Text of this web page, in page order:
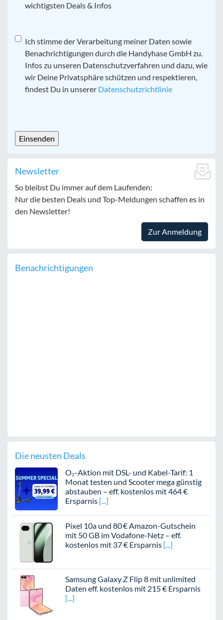
wichtigsten Deals & Infos
Datenschutz*
Ich stimme der Verarbeitung meiner Daten sowie
Benachrichtigungen durch die Handyhase GmbH zu.
Infos zu unseren Datenschutzverfahren und dazu, wie
wir Deine Privatsphäre schützen und respektieren,
findest Du in unserer Datenschutzrichtlinie
Newsletter
So bleibst Du immer auf dem Laufenden:
Nur die besten Deals und Top-Meldungen schaffen es in
den Newsletter!
Zur Anmeldung
Benachrichtigungen
Die neusten Deals
O₂-Aktion mit DSL- und Kabel-Tarif: 1
Monat testen und Scooter mega günstig
abstauben – eff. kostenlos mit 464 €
Ersparnis
Pixel 10a und 80 € Amazon-Gutschein
mit 50 GB im Vodafone-Netz – eff.
kostenlos mit 37 € Ersparnis
Samsung Galaxy Z Flip 8 mit unlimited
Daten eff. kostenlos mit 215 € Ersparnis